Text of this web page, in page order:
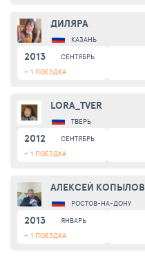
ДИЛЯРА
КАЗАНЬ
2013
СЕНТЯБРЬ
+ 1 ПОЕЗДКА
LORA_TVER
ТВЕРЬ
2012
СЕНТЯБРЬ
+ 1 ПОЕЗДКА
АЛЕКСЕЙ КОПЫЛОВ
РОСТОВ-НА-ДОНУ
2013
ЯНВАРЬ
+ 1 ПОЕЗДКА